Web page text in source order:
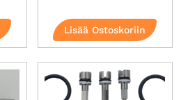
Lisää Ostoskoriin